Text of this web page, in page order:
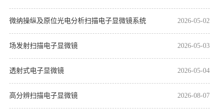
微纳操纵及原位光电分析扫描电子显微镜系统 2026-05-02
场发射扫描电子显微镜 2026-05-03
透射式电子显微镜 2026-05-04
高分辨扫描电子显微镜 2026-08-07